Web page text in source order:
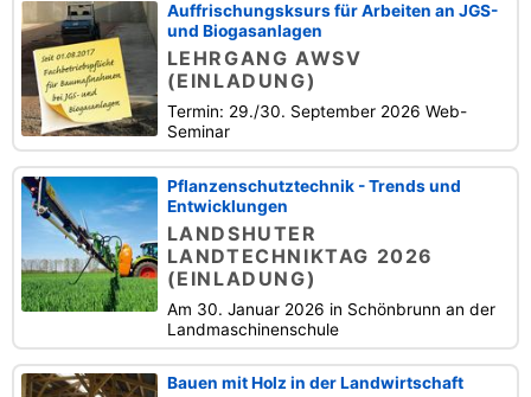
Auffrischungsksurs für Arbeiten an JGS-
und Biogasanlagen
LEHRGANG AWSV
(EINLADUNG)
Termin: 29./30. September 2026 Web-
Seminar
Pflanzenschutztechnik - Trends und
Entwicklungen
LANDSHUTER
LANDTECHNIKTAG 2026
(EINLADUNG)
Am 30. Januar 2026 in Schönbrunn an der
Landmaschinenschule
Bauen mit Holz in der Landwirtschaft